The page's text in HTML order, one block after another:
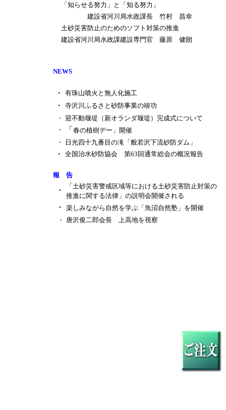
「知らせる努力」と「知る努力」
建設省河川局水政課長 竹村 昌幸
土砂災害防止のためのソフト対策の推進
建設省河川局水政課建設専門官 藤原 健朗
NEWS
・ 有珠山噴火と無人化施工
・
寺沢川ふるさと砂防事業の竣功
・ 迎不動堰堤（新オランダ堰堤）完成式について
・
「 春の植樹デー」開催
・
日光四十九番目の滝「般若沢下流砂防ダム」
・ 全国治水砂防協会 第63回通常総会の概況報告
報 告
・
「土砂災害警戒区域等における土砂災害防止対策の
推進に関する法律」の説明会開催される
・
楽しみながら自然を学ぶ「魚沼自然塾」を開催
・
唐沢俊二郎会長 上高地を視察